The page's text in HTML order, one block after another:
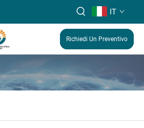
IT
Richiedi Un Preventivo